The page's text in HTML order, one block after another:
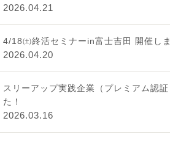
2026.04.21
4/18㈯終活セミナーin富士吉田 開催し
2026.04.20
スリーアップ実践企業（プレミアム認
た！
2026.03.16